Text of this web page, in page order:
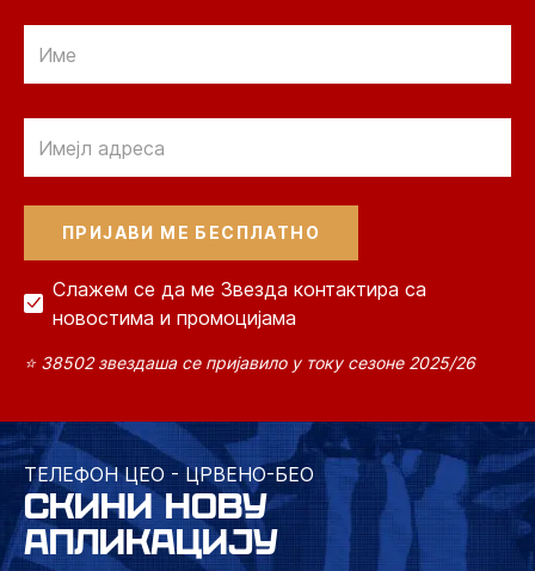
Слажем се да ме Звезда контактира са
новостима и промоцијама
⭐ 38502 звездаша се пријавило у току сезоне 2025/26
ТЕЛЕФОН ЦЕО - ЦРВЕНО-БЕО
СКИНИ НОВУ
АПЛИКАЦИЈУ